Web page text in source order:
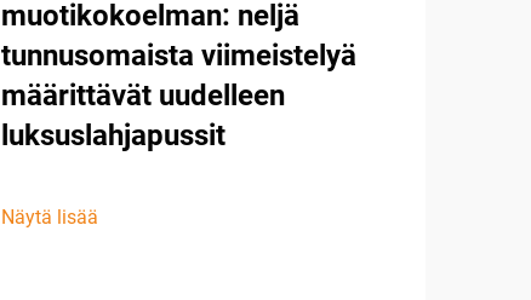
muotikokoelman: neljä
tunnusomaista viimeistelyä
määrittävät uudelleen
luksuslahjapussit
Näytä lisää